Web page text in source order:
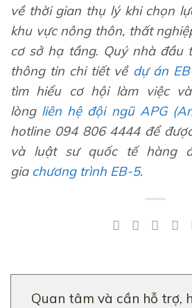
về thời gian thụ lý khi chọn
khu vực nông thôn, thất
cơ sở hạ tầng. Quý nhà đầu
thông tin chi tiết về dự án
tìm hiểu cơ hội làm việc và
lòngliên hệ đội ngũ APG
hotline 094 806 4444 để
và luật sư quốc tế hàng
gia chương trình EB-5.
Quan tâm và cần hỗ trợ,